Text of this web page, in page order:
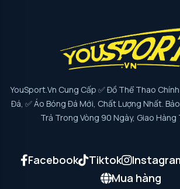
YouSport.vn Cung Cấp ✅ Đồ Thể Thao
Đá, ✅ Áo Bóng Đá Mới, Chất Lượng Nhất.
Trả Trong Vòng 90 Ngày, Giao Hàng
Facebook Tiktok
Mua hàng